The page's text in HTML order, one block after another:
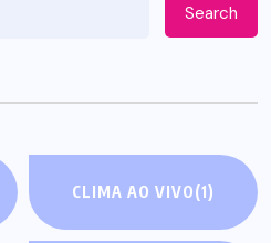
Search
CLIMA AO VIVO(1)